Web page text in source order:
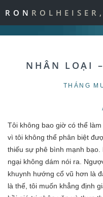
RON
NHÂN LOẠI
THÁNG
Tôi không bao giờ có thể
vì tôi không thể phân biệt
thiếu sự phê bình mạnh
ngại không dám nói ra.
khuynh hướng cổ vũ hơn là
là thế, tôi muốn khẳng định